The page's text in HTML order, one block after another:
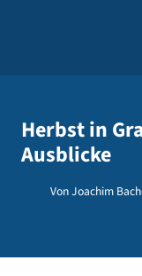
Herbst in
Ausblicke
VonJoachim